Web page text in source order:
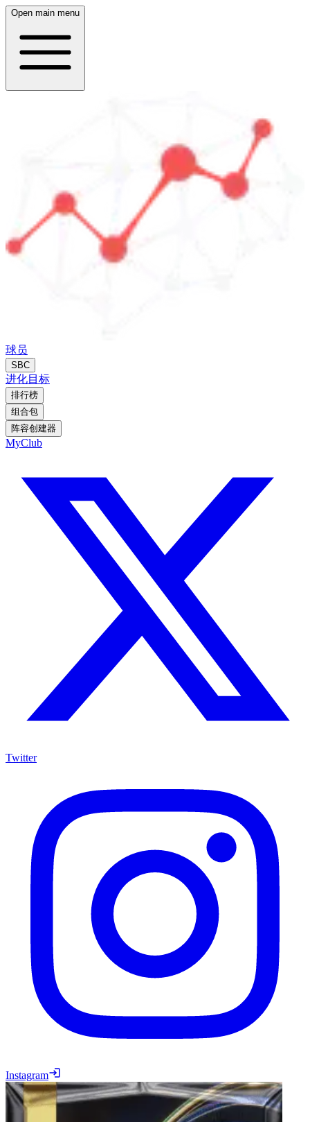
Open main menu
球员
SBC
进化目标
排行榜
组合包
阵容创建器
MyClub
Twitter
Instagram